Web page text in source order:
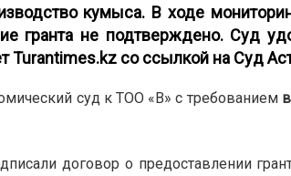
кумыса. В ходе
гранта не подтверждено. Суд
Turantimes.kz со ссылкой на Суд
суд к ТОО «B» с требованием
договор о предоставлении